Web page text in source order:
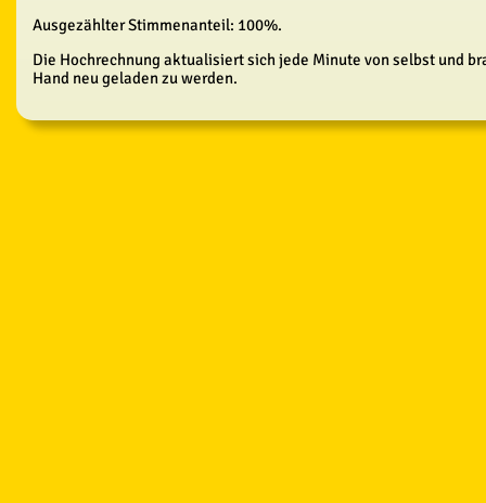
Ausgezählter Stimmenanteil: 100%.
Die Hochrechnung aktualisiert sich jede Minute von selbst und
Hand neu geladen zu werden.